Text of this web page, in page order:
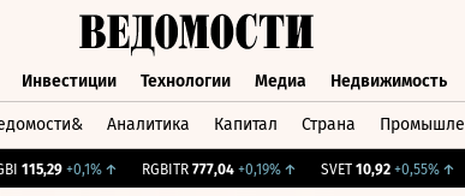
Инвестиции Технологии Медиа Недвижимость
Аналитика Капитал Страна
+0,1% ↑ RGBITR 777,04 +0,19% ↑ SVET 10,92 +0,55%↑